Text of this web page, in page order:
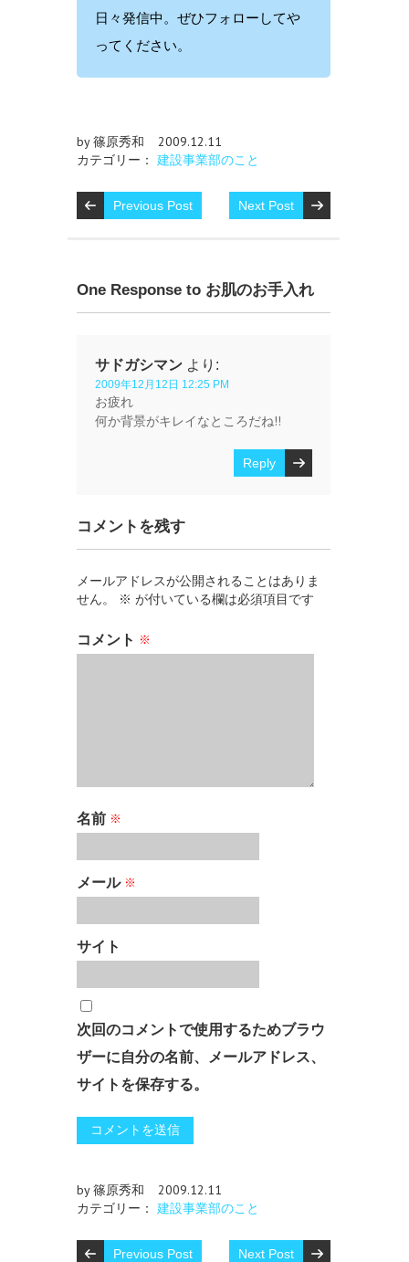
日々発信中。ぜひフォローしてや
ってください。
by 篠原秀和
2009.12.11
カテゴリー： 建設事業部のこと
Previous Post Next Post
One Response to お肌のお手入れ
サドガシマン より:
2009年12月12日 12:25 PM
お疲れ
何か背景がキレイなところだね!!
Reply
コメントを残す
メールアドレスが公開されることはありま
せん。
※ が付いている欄は必須項目です
コメント ※
名前 ※
メール ※
サイト
次回のコメントで使用するためブラウ
ザーに自分の名前、メールアドレス、
サイトを保存する。
by 篠原秀和
2009.12.11
カテゴリー： 建設事業部のこと
Previous Post Next Post